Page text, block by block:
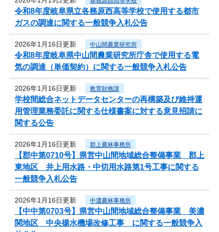
令和8年度岐阜県立各務原西高等学校で使用する都市
ガスの調達に関する一般競争入札公告
2026年1月16日更新 中山間農業研究所
令和8年度岐阜県中山間農業研究所庁舎で使用する電
気の調達（単価契約）に関する一般競争入札公告
2026年1月16日更新 教育財務課
学校間総合ネットデータセンターの再構築及び維持運
用管理業務委託に関する仕様書案に対する意見招請に
関する公告
2026年1月16日更新 郡上農林事務所
【郡中第0710号】県営中山間地域総合整備事業 郡上
東地区 井上用水路・中切用水路第1号工事に関する
一般競争入札公告
2026年1月16日更新 中濃農林事務所
【中中第0703号】県営中山間地域総合整備事業 美濃
関地区 中央揚水機場改修工事 に関する一般競争入